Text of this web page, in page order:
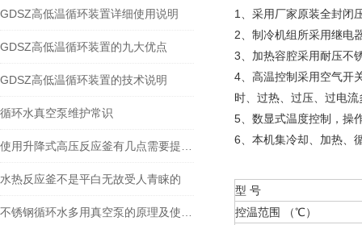
GDSZ高低温循环装置详细使用说明
GDSZ高低温循环装置的九大优点
GDSZ高低温循环装置的技术说明
循环水真空泵维护常识
水热反应釜不是平白无故受人青睐的
1、采用厂家原装全封闭
2、制冷机组所采用继电
3、加热容腔采用耐压不
4、高温控制采用空气开
时、过热、过压、过电
5、数显式温度控制，操
6、本机集冷却、加热、
型 号
控温范围 （℃）